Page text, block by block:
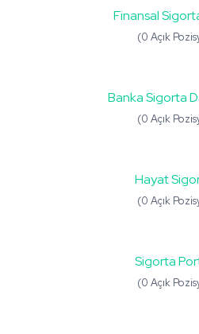
Finansal
(0 Açık
Banka Sigorta
(0 Açık
Hayat
(0 Açık
Sigorta
(0 Açık